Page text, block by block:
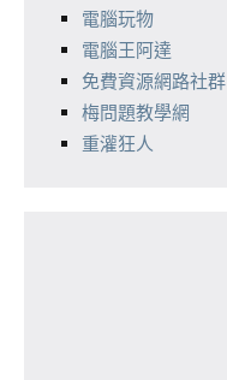
電腦玩物
電腦王阿達
免費資源網路社群
梅問題教學網
重灌狂人